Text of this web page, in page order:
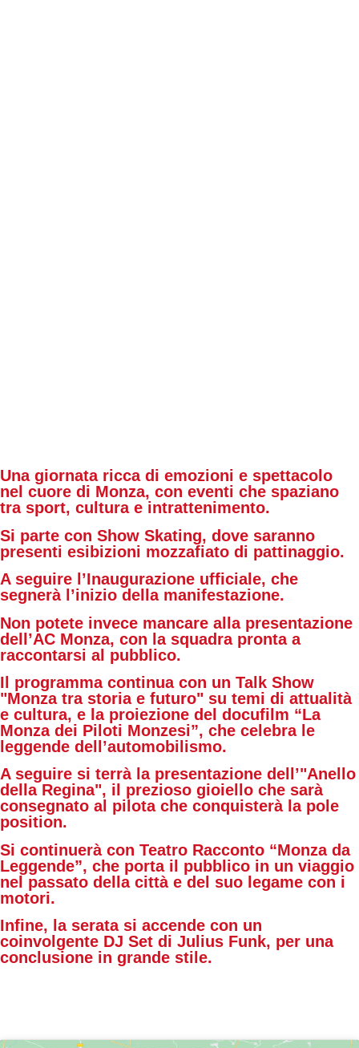
Una giornata ricca di emozioni e spettacolo
nel cuore di Monza, con eventi che spaziano
tra sport, cultura e intrattenimento.
Si parte con Show Skating, dove saranno
presenti esibizioni mozzafiato di pattinaggio.
A seguire l’Inaugurazione ufficiale, che
segnerà l’inizio della manifestazione.
Non potete invece mancare alla presentazione
dell’AC Monza, con la squadra pronta a
raccontarsi al pubblico.
Il programma continua con un Talk Show
"Monza tra storia e futuro" su temi di attualità
e cultura, e la proiezione del docufilm “La
Monza dei Piloti Monzesi”, che celebra le
leggende dell’automobilismo.
A seguire si terrà la presentazione dell’"Anello
della Regina", il prezioso gioiello che sarà
consegnato al pilota che conquisterà la pole
position.
Si continuerà con Teatro Racconto “Monza da
Leggende”, che porta il pubblico in un viaggio
nel passato della città e del suo legame con i
motori.
Infine, la serata si accende con un
coinvolgente DJ Set di Julius Funk, per una
conclusione in grande stile.